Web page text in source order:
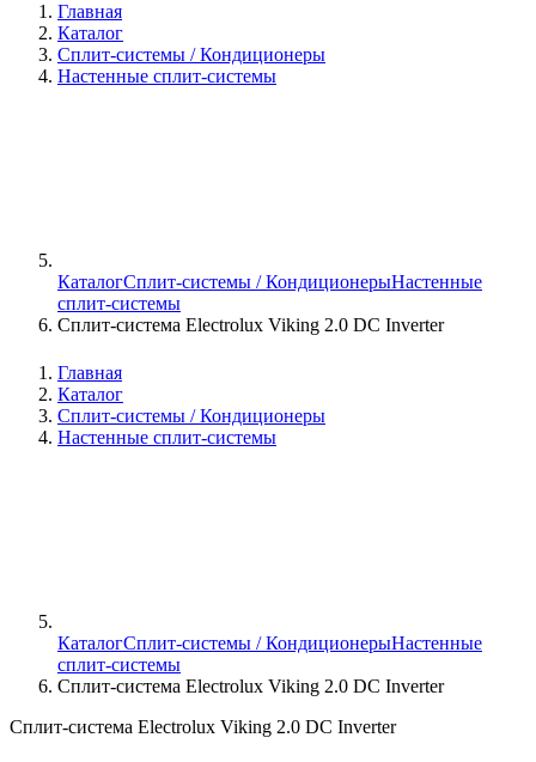
Главная
Каталог
Сплит-системы / Кондиционеры
Настенные сплит-системы
КаталогСплит-системы / КондиционерыНастенные
сплит-системы
Сплит-система Electrolux Viking 2.0 DC Inverter
Главная
Каталог
Сплит-системы / Кондиционеры
Настенные сплит-системы
КаталогСплит-системы / КондиционерыНастенные
сплит-системы
Сплит-система Electrolux Viking 2.0 DC Inverter
Сплит-система Electrolux Viking 2.0 DC Inverter